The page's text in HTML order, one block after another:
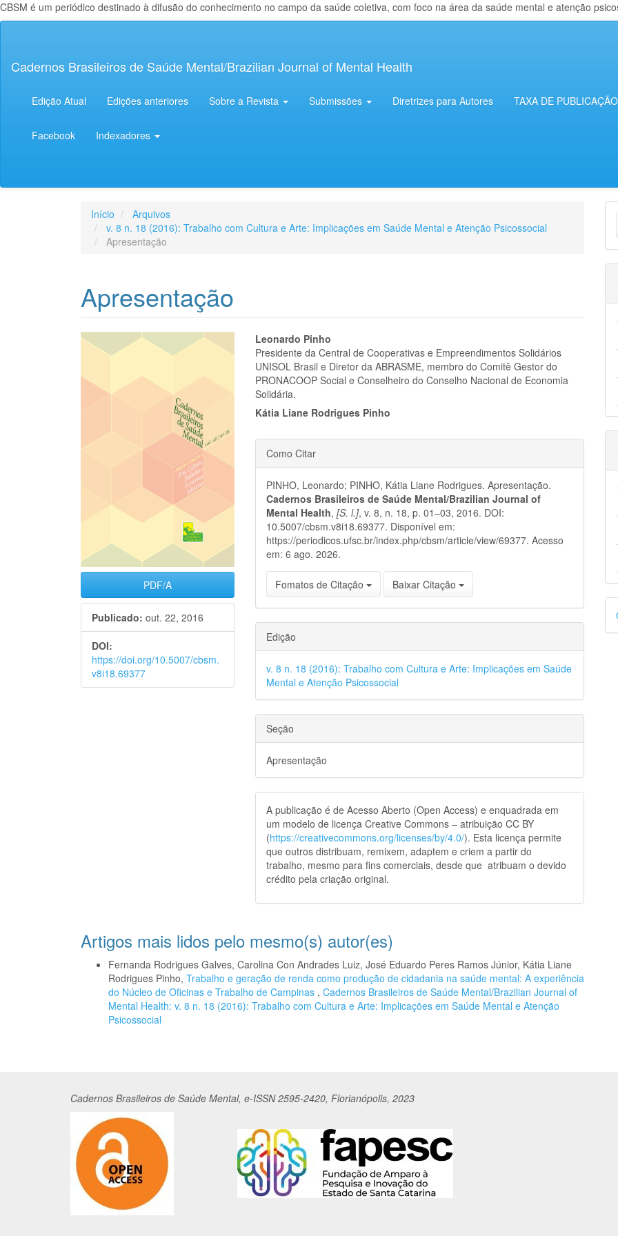
CBSM é um periódico destinado à difusão do conhecimento no campo da saúde coletiva, com foco na área da saúde mental e atenção
principal
Lateral
Cadernos Brasileiros de Saúde Mental/Brazilian Journal of Mental Health
Edição Atual Edições anteriores Sobre a Revista Submissões Diretrizes para Autores TAXA DE PUBLICAÇÃO
Facebook Indexadores
Início
Arquivos
v. 8 n. 18 (2016): Trabalho com Cultura e Arte: Implicações em Saúde Mental e Atenção Psicossocial
Apresentação
Apresentação
Barra
de
PDF/A
Publicado: out. 22, 2016
DOI:
https://doi.org/10.5007/cbsm.
v8i18.69377
Conteúdo
do
artigo
principal
Leonardo Pinho
Presidente da Central de Cooperativas e Empreendimentos Solidários
UNISOL Brasil e Diretor da ABRASME, membro do Comitê Gestor do
PRONACOOP Social e Conselheiro do Conselho Nacional de Economia
Solidária.
Kátia Liane Rodrigues Pinho
Detalhes
do
artigo
Como Citar
PINHO, Leonardo; PINHO, Kátia Liane Rodrigues. Apresentação.
Cadernos Brasileiros de Saúde Mental/Brazilian Journal of
Mental Health,[S. l.], v. 8, n. 18, p. 01–03, 2016. DOI:
10.5007/cbsm.v8i18.69377. Disponível em:
https://periodicos.ufsc.br/index.php/cbsm/article/view/69377. Acesso
em: 6 ago. 2026.
Fomatos de Citação Baixar Citação
Edição
v. 8 n. 18 (2016): Trabalho com Cultura e Arte: Implicações em Saúde
Mental e Atenção Psicossocial
Seção
Apresentação
A publicação é de Acesso Aberto (Open Access) e enquadrada em
um modelo de licença Creative Commons – atribuição CC BY
(https://creativecommons.org/licenses/by/4.0/). Esta licença permite
que outros distribuam, remixem, adaptem e criem a partir do
trabalho, mesmo para fins comerciais, desde que atribuam o devido
crédito pela criação original.
Artigos mais lidos pelo mesmo(s) autor(es)
Fernanda Rodrigues Galves, Carolina Con Andrades Luiz, José Eduardo Peres Ramos Júnior, Kátia Liane
Rodrigues Pinho, Trabalho e geração de renda como produção de cidadania na saúde mental: A experiência
do Núcleo de Oficinas e Trabalho de Campinas , Cadernos Brasileiros de Saúde Mental/Brazilian Journal of
Mental Health: v. 8 n. 18 (2016): Trabalho com Cultura e Arte: Implicações em Saúde Mental e Atenção
Psicossocial
Cadernos Brasileiros de Saúde Mental, e-ISSN 2595-2420, Florianópolis, 2023